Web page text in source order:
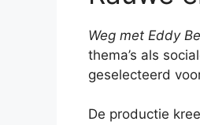
Weg met Eddy
thema’s als
geselecteerd
De productie